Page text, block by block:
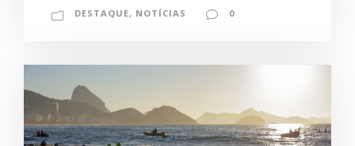
DESTAQUE, NOTÍCIAS 0